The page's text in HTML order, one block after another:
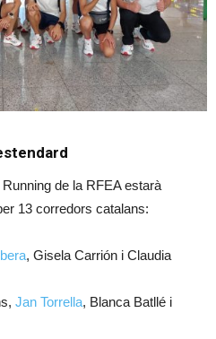
de la RFEA estarà
13 corredors catalans:
, Gisela Carrión i Claudia
Jan Torrella, Blanca Batllé i